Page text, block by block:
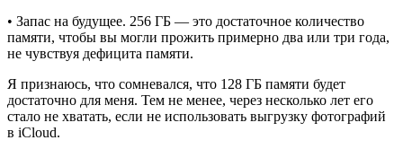
• Запас на будущее. 256 ГБ — это достаточное количество
памяти, чтобы вы могли прожить примерно два или три года,
не чувствуя дефицита памяти.
Я признаюсь, что сомневался, что 128 ГБ памяти будет
достаточно для меня. Тем не менее, через несколько лет его
стало не хватать, если не использовать выгрузку фотографий
в iCloud.